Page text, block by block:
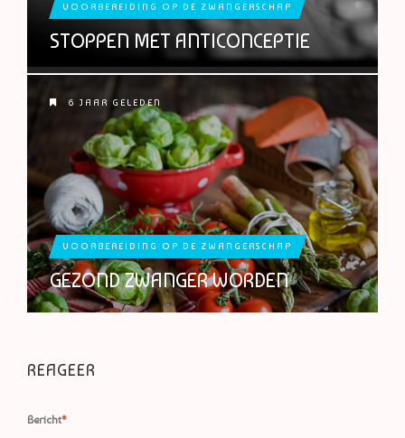
VOORBEREIDING OP DE ZWANGERSCHAP
STOPPEN MET ANTICONCEPTIE
6 JAAR GELEDEN
VOORBEREIDING OP DE ZWANGERSCHAP
GEZOND ZWANGER WORDEN
REAGEER
Bericht*